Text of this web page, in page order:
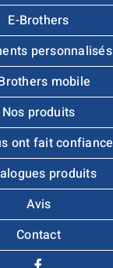
E-Brothers
personnalisés
mobile
Nos produits
ont fait confiance
produits
Avis
Contact